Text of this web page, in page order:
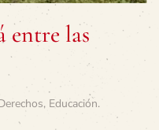
entre las
, Educación.